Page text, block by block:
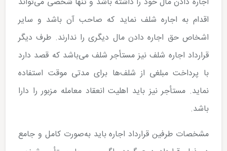
اقدام به اجاره شلف نماید که صاحب آن باشد و سایر
اشخاص حق اجاره دادن مال دیگری را ندارند. طرف دیگر
قرارداد اجاره شلف نیز مستأجر شلف می‌باشد که قصد دارد
با پرداخت مبلغی از شلف‌ها برای مدتی موقت استفاده
نماید. مستأجر نیز باید اهلیت انعقاد معامله مزبور را دارا
باشد.
مشخصات طرفین قرارداد اجاره باید به‌صورت کامل و جامع